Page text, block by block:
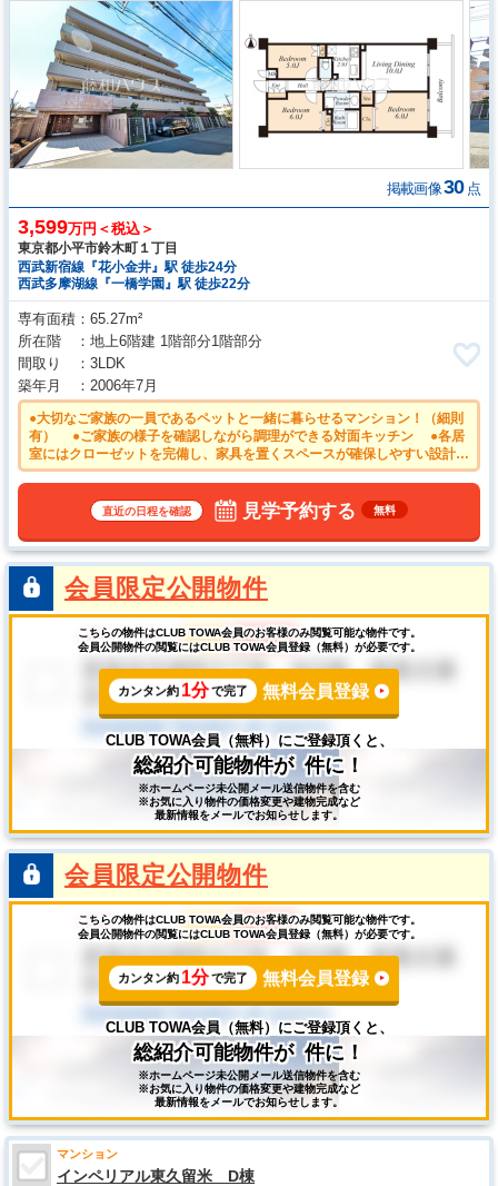
掲載画像30 点
3,599万円＜税込＞
東京都小平市鈴木町１丁目
西武新宿線『花小金井』駅 徒歩24分
西武多摩湖線『一橋学園』駅 徒歩22分
専有面積
65.27m²
所在階
地上6階建 1階部分1階部分
間取り
3LDK
築年月
2006年7月
●大切なご家族の一員であるペットと一緒に暮らせるマンション！（細則
有） ●ご家族の様子を確認しながら調理ができる対面キッチン ●各居
室にはクローゼットを完備し、家具を置くスペースが確保しやすい設計が
されております。 ●荷物の受け取り時間を気にせず外出できる宅配ボッ
直近の日程を確認 見学予約する 無料
会員限定公開物件
こちらの物件はCLUB TOWA会員のお客様のみ閲覧可能な物件です。
会員公開物件の閲覧にはCLUB TOWA会員登録（無料）が必要です。
カンタン約 1分で完了 無料会員登録
CLUB TOWA会員（無料）にご登録頂くと、
総紹介可能物件が 件に！
※ホームページ未公開メール送信物件を含む
※お気に入り物件の価格変更や建物完成など
最新情報をメールでお知らせします。
会員限定公開物件
こちらの物件はCLUB TOWA会員のお客様のみ閲覧可能な物件です。
会員公開物件の閲覧にはCLUB TOWA会員登録（無料）が必要です。
カンタン約 1分で完了 無料会員登録
CLUB TOWA会員（無料）にご登録頂くと、
総紹介可能物件が 件に！
※ホームページ未公開メール送信物件を含む
※お気に入り物件の価格変更や建物完成など
最新情報をメールでお知らせします。
マンション
インペリアル東久留米 D棟